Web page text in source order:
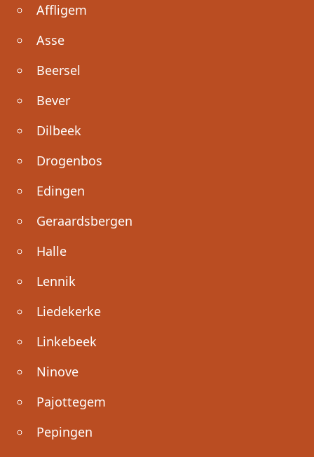
Affligem
Asse
Beersel
Bever
Dilbeek
Drogenbos
Edingen
Geraardsbergen
Halle
Lennik
Liedekerke
Linkebeek
Ninove
Pajottegem
Pepingen